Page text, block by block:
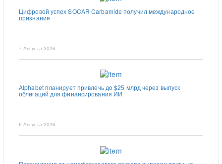
Цифровой успех SOCAR Carbamide получил международное
признание
7 Августа 2026
Alphabet планирует привлечь до $25 млрд через выпуск
облигаций для финансирования ИИ
6 Августа 2026